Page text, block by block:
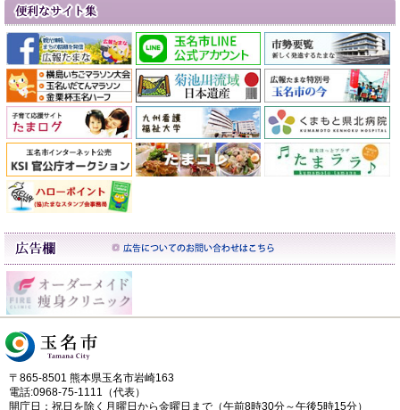
〒865-8501 熊本県玉名市岩崎163
電話:0968-75-1111（代表）
開庁日：祝日を除く月曜日から金曜日まで（午前8時30分～午後5時15分）